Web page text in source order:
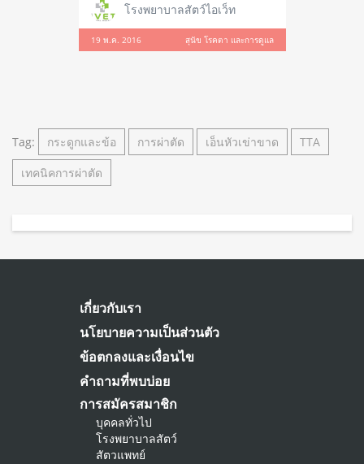
โรงพยาบาลสัตว์ไอเว็ท
19 พ.ค. 2016 สุนัข โรคตา และการดูแล
Tag: กระดูกและข้อ การผ่าตัด เอ็นหัวเข่าขาด
TTA
เทคนิคการผ่าตัด
เกี่ยวกับเรา
นโยบายความเป็นส่วนตัว
ข้อตกลงและเงื่อนไข
คำถามที่พบบ่อย
การสมัครสมาชิก
บุคคลทั่วไป
โรงพยาบาลสัตว์
สัตวแพทย์